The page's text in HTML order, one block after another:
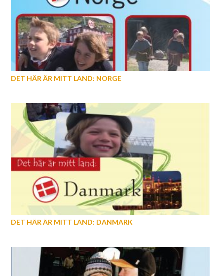
DET HÄR ÄR MITT LAND: NORGE
DET HÄR ÄR MITT LAND: DANMARK